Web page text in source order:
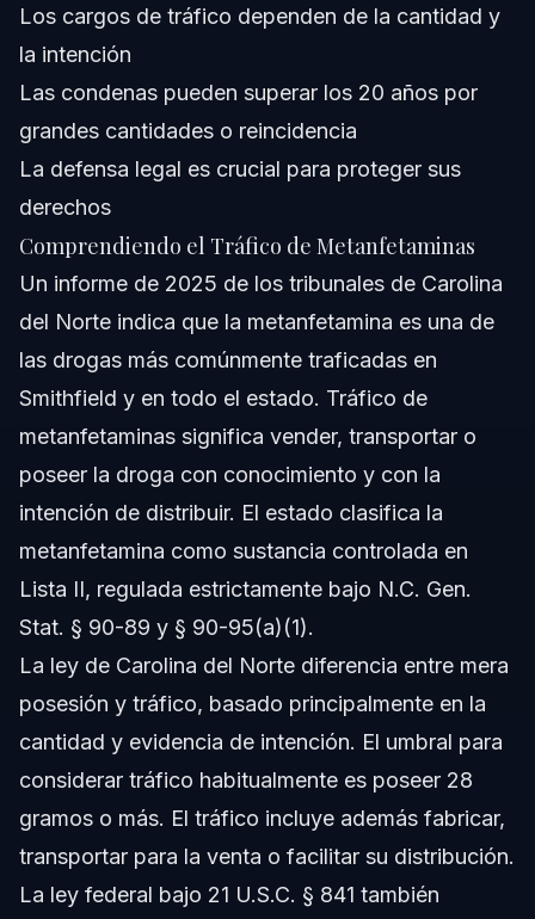
Los cargos de tráfico dependen de la cantidad y
la intención
Las condenas pueden superar los 20 años por
grandes cantidades o reincidencia
La defensa legal es crucial para proteger sus
derechos
Comprendiendo el Tráfico de Metanfetaminas
Un informe de 2025 de los tribunales de Carolina
del Norte indica que la metanfetamina es una de
las drogas más comúnmente traficadas en
Smithfield y en todo el estado. Tráfico de
metanfetaminas significa vender, transportar o
poseer la droga con conocimiento y con la
intención de distribuir. El estado clasifica la
metanfetamina como sustancia controlada en
Lista II, regulada estrictamente bajo N.C. Gen.
Stat. § 90-89 y § 90-95(a)(1).
La ley de Carolina del Norte diferencia entre mera
posesión y tráfico, basado principalmente en la
cantidad y evidencia de intención. El umbral para
considerar tráfico habitualmente es poseer 28
gramos o más. El tráfico incluye además fabricar,
transportar para la venta o facilitar su distribución.
La ley federal bajo 21 U.S.C. § 841 también